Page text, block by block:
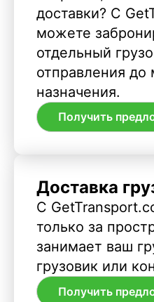
доставки? С
можете
отдельный
отправления до
назначения.
Получить
Доставка
С
только за
занимает ваш
грузовик или
Получить